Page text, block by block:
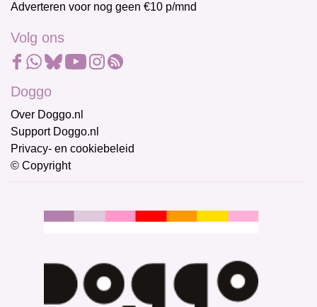
Adverteren voor nog geen €10 p/mnd
Volg ons
Doggo
Over Doggo.nl
Support Doggo.nl
Privacy- en cookiebeleid
© Copyright